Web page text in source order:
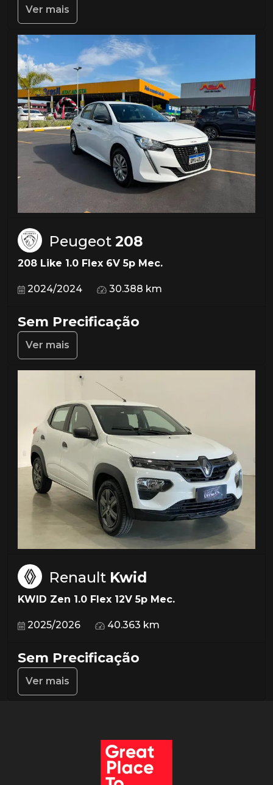
Ver mais
Peugeot 208
208 Like 1.0 Flex 6V 5p Mec.
2024/2024 30.388 km
Sem Precificação
Ver mais
Renault Kwid
KWID Zen 1.0 Flex 12V 5p Mec.
2025/2026 40.363 km
Sem Precificação
Ver mais